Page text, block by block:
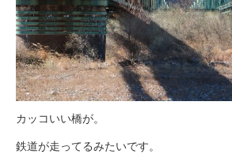
カッコいい橋が。
鉄道が走ってるみたいです。